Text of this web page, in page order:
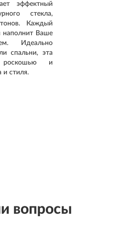
эффектный
стекла,
Каждый
наполнит Ваше
Идеально
спальни, эта
и
и стиля.
вопросы